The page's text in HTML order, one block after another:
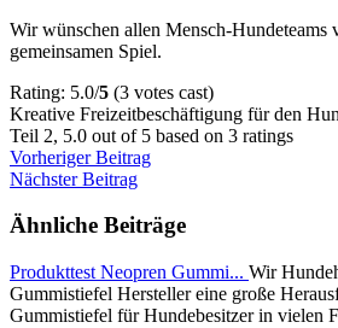
Wir wünschen allen Mensch-Hundeteams
gemeinsamen Spiel.
Rating: 5.0/5 (3 votes cast)
Kreative Freizeitbeschäftigung für den
Teil 2, 5.0 out of 5 based on 3 ratings
Vorheriger Beitrag
Nächster Beitrag
Ähnliche Beiträge
Produkttest Neopren Gummi... Wir
Gummistiefel Hersteller eine große
Gummistiefel für Hundebesitzer in vielen